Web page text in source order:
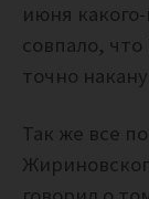
июня
совпало,
точно
Так же все